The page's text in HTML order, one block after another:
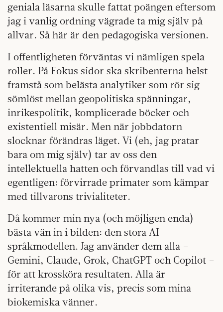
geniala läsarna skulle fattat poängen eftersom
jag i vanlig ordning vägrade ta mig själv på
allvar. Så här är den pedagogiska versionen.
I offentligheten förväntas vi nämligen spela
roller. På Fokus sidor ska skribenterna helst
framstå som belästa analytiker som rör sig
sömlöst mellan geopolitiska spänningar,
inrikespolitik, komplicerade böcker och
existentiell misär. Men när jobbdatorn
slocknar förändras läget. Vi (eh, jag pratar
bara om mig själv) tar av oss den
intellektuella hatten och förvandlas till vad vi
egentligen: förvirrade primater som kämpar
med tillvarons trivialiteter.
Då kommer min nya (och möjligen enda)
bästa vän in i bilden: den stora AI-
språkmodellen. Jag använder dem alla –
Gemini, Claude, Grok, ChatGPT och Copilot –
för att krossköra resultaten. Alla är
irriterande på olika vis, precis som mina
biokemiska vänner.